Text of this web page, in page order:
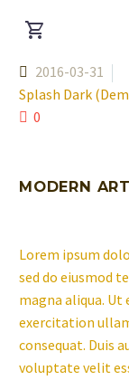
2016-03-31
Splash Dark
0
MODERN ART
Lorem ipsum
sed do eiusmod
magna aliqua. Ut
exercitation
consequat. Duis
voluptate velit